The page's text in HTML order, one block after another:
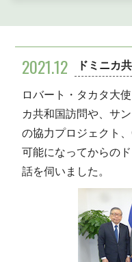
2021.12 ドミニカ
ロバート・タカタ大
カ共和国訪問や、サ
の協力プロジェクト
可能になってからの
話を伺いました。